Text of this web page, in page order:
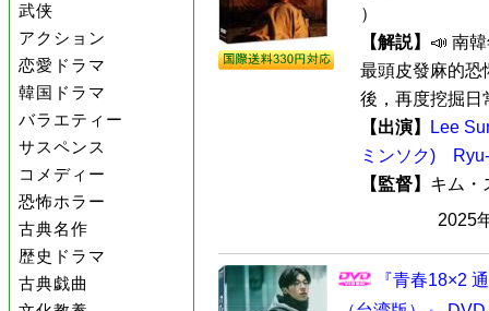
武侠
アクション
恋愛ドラマ
韓国ドラマ
バラエティー
サスペンス
コメディー
恐怖ホラー
古典名作
歴史ドラマ
古典戯曲
）
【解説】 📣 南
最頭皮發麻的恐
後，再度挖掘日
【出演】
Lee
ミンソク)
【監督】 キム
2025
『青春18×2